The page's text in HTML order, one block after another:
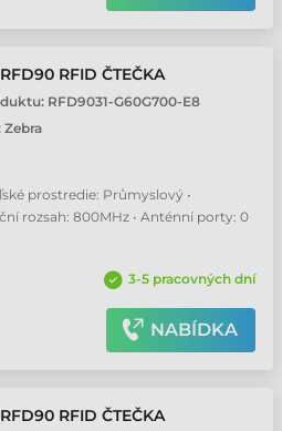
RFID ČTEČKA
RFD9031-G60G700-E8
Zebra
prostredie: Průmyslový •
rozsah: 800MHz • Anténní porty: 0
3-5 pracovných dní
NABÍDKA
RFID ČTEČKA